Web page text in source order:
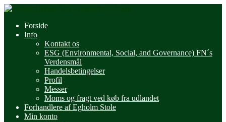
Spring
navigation
Spring
indholdForside
Info
Kontakt os
ESG (Environmental, Social, and Governance) FN´s
Verdensmål
Handelsbetingelser
Profil
Messer
Moms og fragt ved køb fra udlandet
Forhandlere af Egholm Stole
Min konto